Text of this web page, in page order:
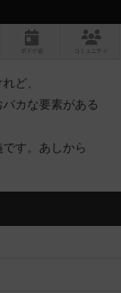
ボ ドゲ コミュニティ
ど、
カな要素がある
す。あしから